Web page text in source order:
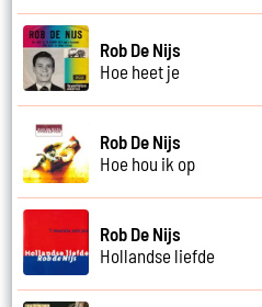
Rob De Nijs
Hoe heet je
Rob De Nijs
Hoe hou ik op
Rob De Nijs
Hollandse liefde